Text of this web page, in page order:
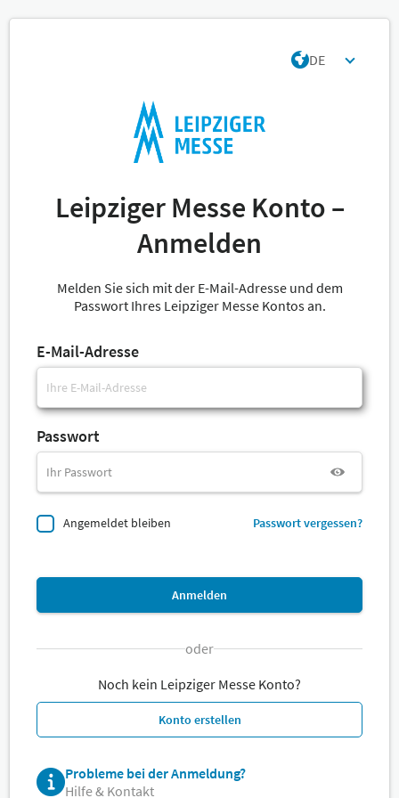
DE
Leipziger Messe Konto –
Anmelden
Melden Sie sich mit der E-Mail-Adresse und dem
Passwort Ihres Leipziger Messe Kontos an.
E-Mail-Adresse
Passwort
Angemeldet bleiben Passwort vergessen?
Anmelden
oder
Noch kein Leipziger Messe Konto?
Konto erstellen
Probleme bei der Anmeldung?
Hilfe & Kontakt